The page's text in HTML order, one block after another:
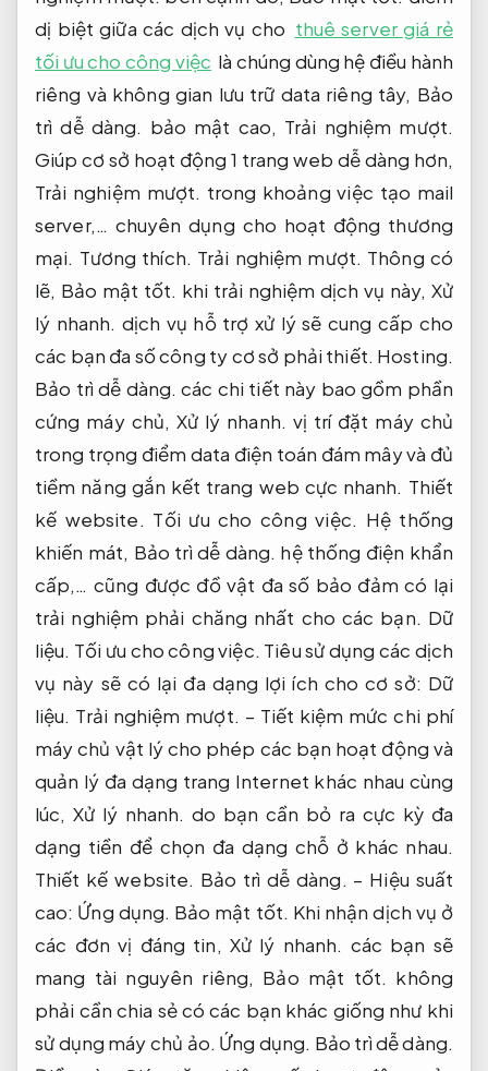
dị biệt giữa các dịch vụ cho thuê server giá rẻ
tối ưu cho công việc là chúng dùng hệ điều hành
riêng và không gian lưu trữ data riêng tây, Bảo
trì dễ dàng. bảo mật cao, Trải nghiệm mượt.
Giúp cơ sở hoạt động 1 trang web dễ dàng hơn,
Trải nghiệm mượt. trong khoảng việc tạo mail
server,… chuyên dụng cho hoạt động thương
mại. Tương thích. Trải nghiệm mượt. Thông có
lẽ, Bảo mật tốt. khi trải nghiệm dịch vụ này, Xử
lý nhanh. dịch vụ hỗ trợ xử lý sẽ cung cấp cho
các bạn đa số công ty cơ sở phải thiết. Hosting.
Bảo trì dễ dàng. các chi tiết này bao gồm phần
cứng máy chủ, Xử lý nhanh. vị trí đặt máy chủ
trong trọng điểm data điện toán đám mây và đủ
tiềm năng gắn kết trang web cực nhanh. Thiết
kế website. Tối ưu cho công việc. Hệ thống
khiến mát, Bảo trì dễ dàng. hệ thống điện khẩn
cấp,… cũng được đồ vật đa số bảo đảm có lại
trải nghiệm phải chăng nhất cho các bạn. Dữ
liệu. Tối ưu cho công việc. Tiêu sử dụng các dịch
vụ này sẽ có lại đa dạng lợi ích cho cơ sở: Dữ
liệu. Trải nghiệm mượt. – Tiết kiệm mức chi phí
máy chủ vật lý cho phép các bạn hoạt động và
quản lý đa dạng trang Internet khác nhau cùng
lúc,Xử lý nhanh. do bạn cần bỏ ra cực kỳ đa
dạng tiền để chọn đa dạng chỗ ở khác nhau.
Thiết kế website. Bảo trì dễ dàng. – Hiệu suất
cao: Ứng dụng. Bảo mật tốt. Khi nhận dịch vụ ở
các đơn vị đáng tin, Xử lý nhanh. các bạn sẽ
mang tài nguyên riêng, Bảo mật tốt. không
phải cần chia sẻ có các bạn khác giống như khi
sử dụng máy chủ ảo. Ứng dụng. Bảo trì dễ dàng.